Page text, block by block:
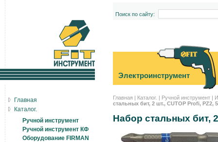
Поиск по сайту:
Электроинструмент
Главная | Каталог. | Ручной инструмент |
стальных бит, 2 шт., CUTOP Profi, PZ2,
Набор стальных бит,
Главная
Каталог.
Ручной инструмент
Ручной инструмент КФ
Оборудование FIRMAN